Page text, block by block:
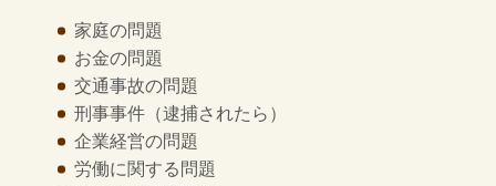
家庭の問題
お金の問題
交通事故の問題
刑事事件 （逮捕されたら）
企業経営の問題
労働に関する問題